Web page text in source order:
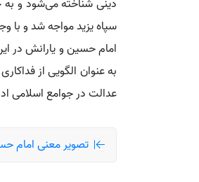
سپاه یزید مواجه شد و با
امام حسین و یارانش در
به عنوان الگویی از
عدالت در جوامع اسلامی
تصویر معنی امام